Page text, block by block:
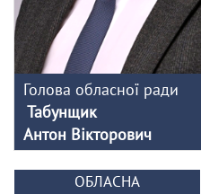
Голова обласної ради
Табунщик
Антон Вікторович
ОБЛАСНА